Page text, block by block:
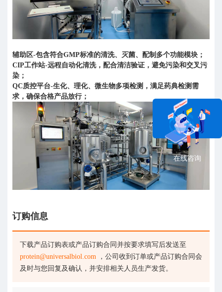
辅助区-包含符合GMP标准的清洗、灭菌、配制多个功能模块；
CIP工作站-远程自动化清洗，配合清洁验证，避免污染和交叉污
染；
QC质控平台-生化、理化、微生物多项检测，满足药典检测需
求，确保合格产品放行；
订购信息
下载产品订购表或产品订购合同并按要求填写后发送至
protein@universalbiol.com ，公司收到订单或产品订购合同会
及时与您回复及确认，并安排相关人员生产发货。
在线咨询